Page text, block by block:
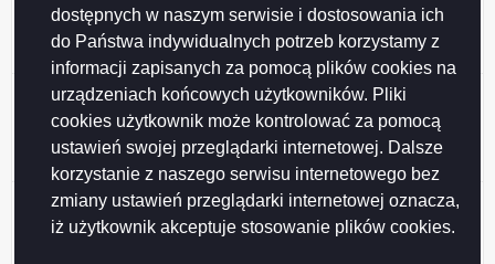
dostępnych w naszym serwisie i dostosowania ich
do Państwa indywidualnych potrzeb korzystamy z
informacji zapisanych za pomocą plików cookies na
urządzeniach końcowych użytkowników. Pliki
cookies użytkownik może kontrolować za pomocą
ustawień swojej przeglądarki internetowej. Dalsze
korzystanie z naszego serwisu internetowego bez
zmiany ustawień przeglądarki internetowej oznacza,
iż użytkownik akceptuje stosowanie plików cookies.
Zamówienie nr DZP/271-7/2019 z dnia 2019-03-07
przetarg nieograniczony pn. Zakup wraz z dostawą
Zamówienie nr DZP/271-5/2019 z dnia 2019-02-28 -
przetarg nieograniczony pn. „Dostawa wraz z
montażem, serwis i konserwacja 16 sztuk fabrycznie
nowych parkometrów”
Zamówienie nr DZP/271-2/2019 z dnia 2019-02-26 -
DZP/271-2/2019 przetarg nieograniczony pn. Zakup